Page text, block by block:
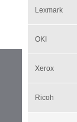
Lexmark
OKI
Xerox
Ricoh